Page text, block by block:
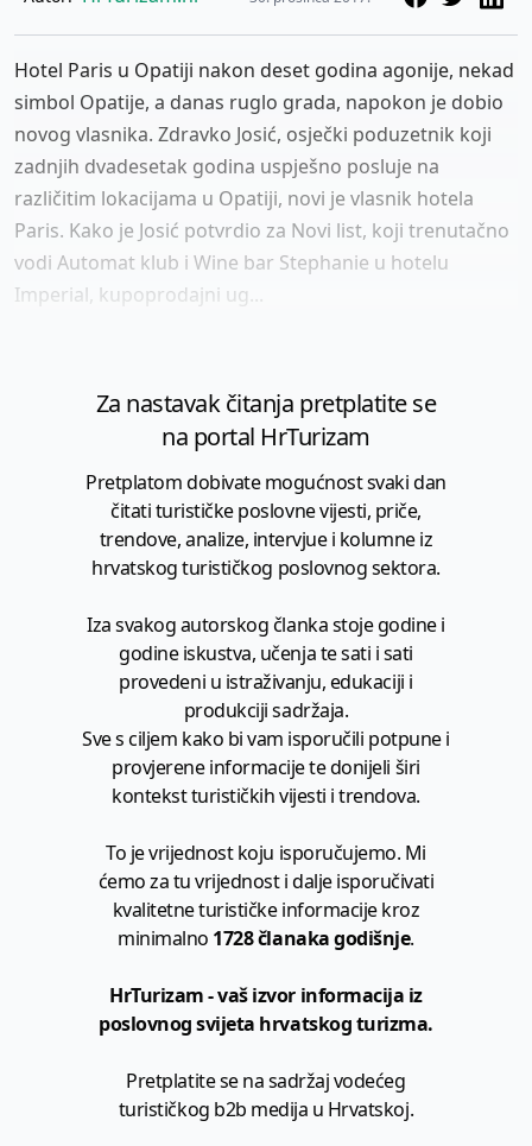
Hotel Paris u Opatiji nakon deset godina agonije, nekad
simbol Opatije, a danas ruglo grada, napokon je dobio
novog vlasnika. Zdravko Josić, osječki poduzetnik koji
zadnjih dvadesetak godina uspješno posluje na
različitim lokacijama u Opatiji, novi je vlasnik hotela
Paris. Kako je Josić potvrdio za Novi list, koji trenutačno
vodi Automat klub i Wine bar Stephanie u hotelu
Imperial, kupoprodajni ug...
Za nastavak čitanja pretplatite se
na portal HrTurizam
Pretplatom dobivate mogućnost svaki dan
čitati turističke poslovne vijesti, priče,
trendove, analize, intervjue i kolumne iz
hrvatskog turističkog poslovnog sektora.
Iza svakog autorskog članka stoje godine i
godine iskustva, učenja te sati i sati
provedeni u istraživanju, edukaciji i
produkciji sadržaja.
Sve s ciljem kako bi vam isporučili potpune i
provjerene informacije te donijeli širi
kontekst turističkih vijesti i trendova.
To je vrijednost koju isporučujemo. Mi
ćemo za tu vrijednost i dalje isporučivati
kvalitetne turističke informacije kroz
minimalno 1728 članaka godišnje.
HrTurizam - vaš izvor informacija iz
poslovnog svijeta hrvatskog turizma.
Pretplatite se na sadržaj vodećeg
turističkog b2b medija u Hrvatskoj.